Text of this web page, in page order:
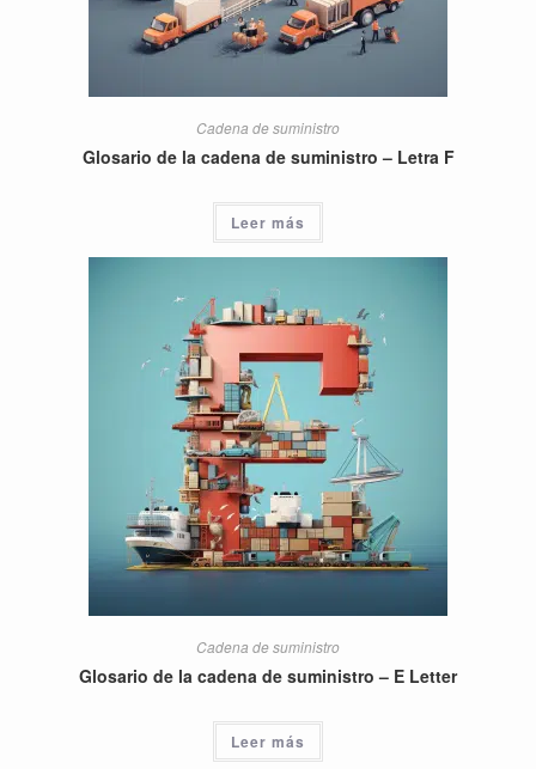
Cadena de suministro
Glosario de la cadena de suministro – Letra F
Leer más
Cadena de suministro
Glosario de la cadena de suministro – E Letter
Leer más